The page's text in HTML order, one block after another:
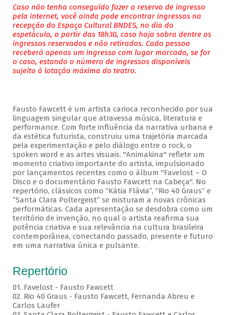
Caso não tenha conseguido fazer a reserva de ingresso
pela internet, você ainda pode encontrar ingressos na
recepção do Espaço Cultural BNDES, no dia do
espetáculo, a partir das 18h30, caso haja sobra dentre os
ingressos reservados e não retirados. Cada pessoa
receberá apenas um ingresso com lugar marcado, se for
o caso, estando o número de ingressos disponíveis
sujeito à lotação máxima do teatro.
Fausto Fawcett é um artista carioca reconhecido por sua
linguagem singular que atravessa música, literatura e
performance. Com forte influência da narrativa urbana e
da estética futurista, construiu uma trajetória marcada
pela experimentação e pelo diálogo entre o rock, o
spoken word e as artes visuais. "Animakina" reflete um
momento criativo importante do artista, impulsionado
por lançamentos recentes como o álbum "Favelost – O
Disco e o documentário Fausto Fawcett na Cabeça". No
repertório, clássicos como “Kátia Flávia”, “Rio 40 Graus” e
“Santa Clara Poltergeist” se misturam a novas crônicas
performáticas. Cada apresentação se desdobra como um
território de invenção, no qual o artista reafirma sua
potência criativa e sua relevância na cultura brasileira
contemporânea, conectando passado, presente e futuro
em uma narrativa única e pulsante.
Repertório
01. Favelost - Fausto Fawcett
02. Rio 40 Graus - Fausto Fawcett, Fernanda Abreu e
Carlos Laufer